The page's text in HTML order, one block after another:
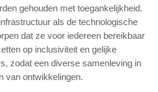
gehouden met toegankelijkheid.
als de technologische
dat ze voor iedereen bereikbaar
op inclusiviteit en gelijke
zodat een diverse samenleving in
van ontwikkelingen.